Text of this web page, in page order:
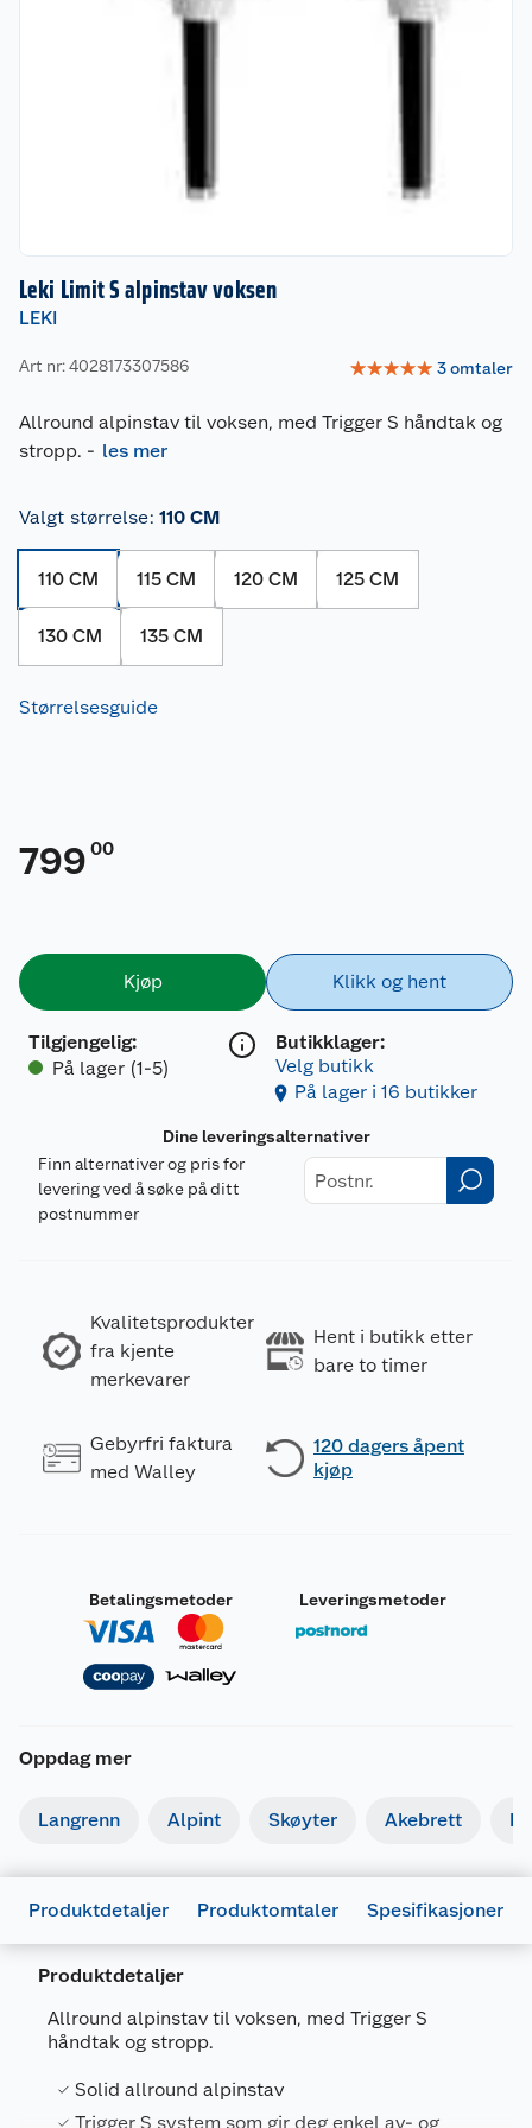
Leki Limit S alpinstav voksen
LEKI
Art nr: 4028173307586 ☆☆☆☆☆ 3omtaler
Allround alpinstav til voksen, med Trigger S håndtak og
stropp. - les mer
Valgt størrelse: 110 CM
110 CM 115 CM 120 CM 125 CM
130 CM 135 CM
Størrelsesguide
799 00
Kjøp
Tilgjengelig:
På lager (1-5)
Klikk og hent
Butikklager:
Velg butikk
På lager i 16 butikker
Dine leveringsalternativer
Finn alternativer og pris for
levering ved å søke på ditt
postnummer
Kvalitetsprodukter
fra kjente
merkevarer
Hent i butikk etter
bare to timer
Gebyrfri faktura
med Walley
120 dagers åpent
kjøp
Betalingsmetoder Leveringsmetoder
Oppdag mer
Langrenn Alpint Skøyter Akebrett
Produktdetaljer Produktomtaler Spesifikasjoner
Produktdetaljer
Allround alpinstav til voksen, med Trigger S
håndtak og stropp.
Solid allround alpinstav
Trigger S system som gir deg enkel av- og
Generelt
Artikkelnummer
4028173307586
Leverandørens
artikkelnummer
Størrelse
110 CM